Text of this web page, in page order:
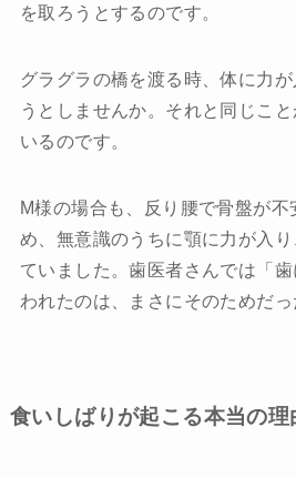
を取ろうとするのです。
グラグラの橋を渡る時、体に力
うとしませんか。それと同じこ
いるのです。
M様の場合も、反り腰で骨盤が不
め、無意識のうちに顎に力が入
ていました。歯医者さんでは「
われたのは、まさにそのためだっ
食いしばりが起こる本当の理